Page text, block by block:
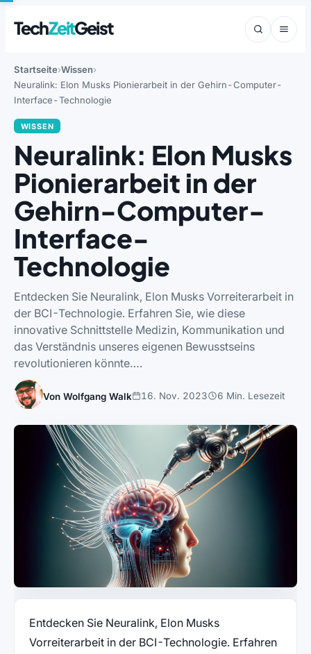
TechZeitGeist
Startseite Wissen
Neuralink: Elon Musks Pionierarbeit in der Gehirn-Computer-
Interface-Technologie
WISSEN
Neuralink: Elon Musks
Pionierarbeit in der
Gehirn-Computer-
Interface-
Technologie
Entdecken Sie Neuralink, Elon Musks Vorreiterarbeit in
der BCI-Technologie. Erfahren Sie, wie diese
innovative Schnittstelle Medizin, Kommunikation und
das Verständnis unseres eigenen Bewusstseins
revolutionieren könnte….
Von Wolfgang Walk 16. Nov. 2023 6 Min. Lesezeit
Entdecken Sie Neuralink, Elon Musks
Vorreiterarbeit in der BCI-Technologie. Erfahren